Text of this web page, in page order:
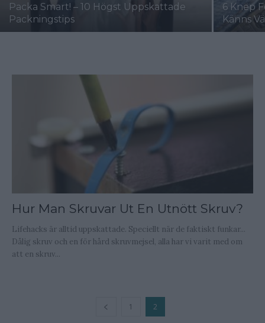
Packa Smart! – 10 Högst Uppskattade
Packningstips
6 Knep
Känns
Hur Man Skruvar Ut En Utnött Skruv?
Lifehacks är alltid uppskattade. Speciellt när de faktiskt funkar...
Dålig skruv och en för hård skruvmejsel, alla har vi varit med om
att en skruv...
1 2